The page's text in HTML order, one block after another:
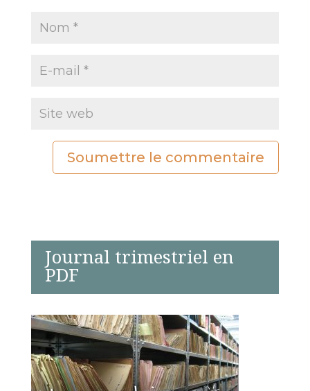
Soumettre le commentaire
Journal trimestriel en
PDF